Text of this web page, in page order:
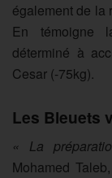
également de la
En témoigne
déterminé à
Cesar (-75kg).
Les Bleuets
« La
Mohamed